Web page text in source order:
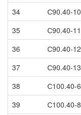
34 С90.40-10
35
С90.40-11
36
С90.40-12
37
С90.40-13
38
С100.40-6
39
С100.40-8